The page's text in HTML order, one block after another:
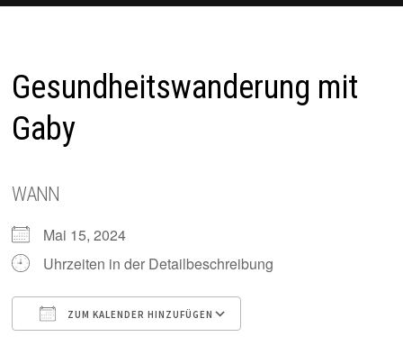
Gesundheitswanderung mit
Gaby
WANN
Mai 15, 2024
Uhrzeiten in der Detailbeschreibung
ZUM KALENDER HINZUFÜGEN